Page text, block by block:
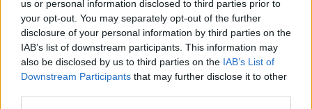
us or personal information disclosed to third parties prior to
your opt-out. You may separately opt-out of the further
disclosure of your personal information by third parties on the
IAB’s list of downstream participants. This information may
also be disclosed by us to third parties on the IAB’s List of
Downstream Participants that may further disclose it to other
Versus, contra:
V
S
Distrito Federal:
D
F